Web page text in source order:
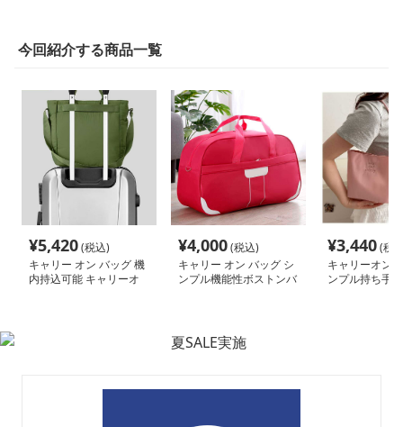
今回紹介する商品一覧
¥5,420(税込)
キャリー オン バッグ 機
内持込可能 キャリーオ
¥4,000(税込)
キャリー オン バッグ シ
ンプル機能性ボストンバ
¥3,440(税
キャリーオン
ンプル持ち手